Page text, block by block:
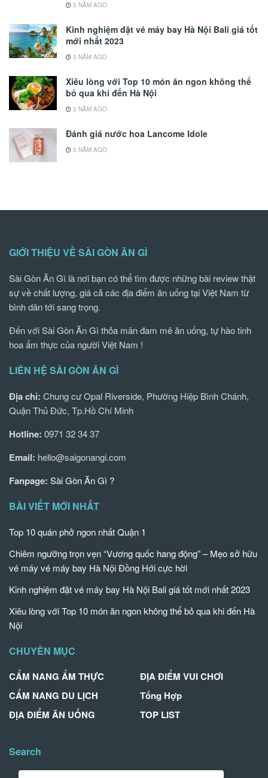
3 NĂM AGO
Kinh nghiệm đặt vé máy bay Hà Nội Bali giá tốt
mới nhất 2023
3 NĂM AGO
Xiêu lòng với Top 10 món ăn ngon không thể
bỏ qua khi đến Hà Nội
3 NĂM AGO
Đánh giá nước hoa Lancome Idole
3 NĂM AGO
GIỚI THIỆU VỀ SÀI GÒN ĂN GÌ
Sài Gòn Ăn Gì là nơi bạn có thể tìm được những bài review thật
sự về chất lượng, giá cả các địa điểm ăn uống tại Việt Nam từ
bình dân tới sang trọng.
Đến với Sài Gòn Ăn Gì thỏa mãn đam mê ăn uống, tự hào tinh
hoa ẩm thực của người Việt Nam !
LIÊN HỆ SÀI GÒN ĂN GÌ
Địa chỉ: Chung cư Opal Riverside, Phường Hiệp Bình Chánh,
Quận Thủ Đức, Tp.Hồ Chí Minh
Hotline: 0971 32 34 37
Email: hello@saigonangi.com
Fanpage: Sài Gòn Ăn Gì ?
BÀI VIẾT MỚI NHẤT
Top 10 quán phở ngon nhất Quận 1
Chiêm ngưỡng trọn vẹn “Vương quốc hang động” – Mẹo sở hữu
vé máy vé máy bay Hà Nội Đồng Hới cực hời
Kinh nghiệm đặt vé máy bay Hà Nội Bali giá tốt mới nhất 2023
Xiêu lòng với Top 10 món ăn ngon không thể bỏ qua khi đến Hà
Nội
CHUYÊN MỤC
CẨM NANG ẨM THỰC
CẨM NANG DU LỊCH
ĐỊA ĐIỂM ĂN UỐNG
ĐỊA ĐIỂM VUI CHƠI
Tổng Hợp
TOP LIST
Search